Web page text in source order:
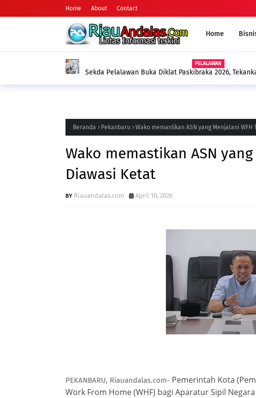
Home About Contact
Home
PELALAWAN
Sekda Pelalawan Buka Diklat Paskibraka 2026,
Beranda Pekanbaru Wako memastikan ASN yang Menjalani WFH
Wako memastikan ASN
Diawasi Ketat
Riauandalas.com April 10, 2026
PEKANBARU, Riauandalas.com- Pemerintah Kota
Work From Home (WHF) bagi Aparatur Sipil